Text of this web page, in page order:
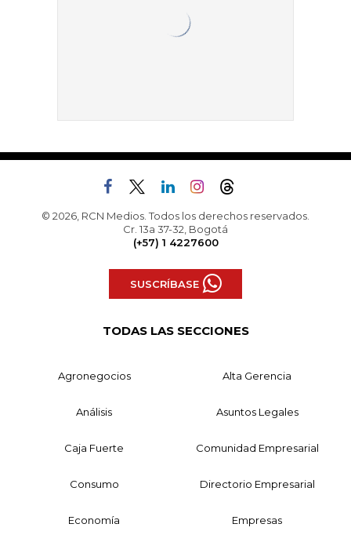
© 2026, RCN Medios. Todos los derechos reservados.
Cr. 13a 37-32, Bogotá
(+57) 1 4227600
SUSCRÍBASE
TODAS LAS SECCIONES
Agronegocios Alta Gerencia
Análisis Asuntos Legales
Caja Fuerte Comunidad Empresarial
Consumo Directorio Empresarial
Economía Empresas